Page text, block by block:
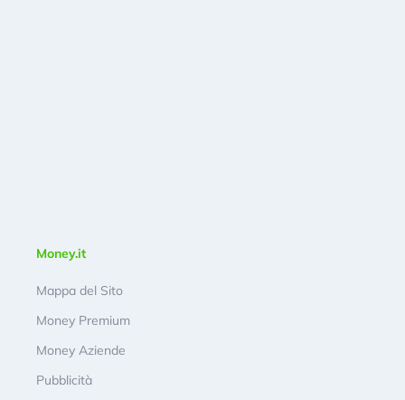
Money.it
Mappa del Sito
Money Premium
Money Aziende
Pubblicità